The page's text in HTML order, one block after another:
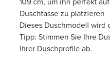
Duschtasse zu platzieren
Dieses Duschmodell wird
Tipp: Stimmen Sie Ihre
Ihrer Duschprofile ab.